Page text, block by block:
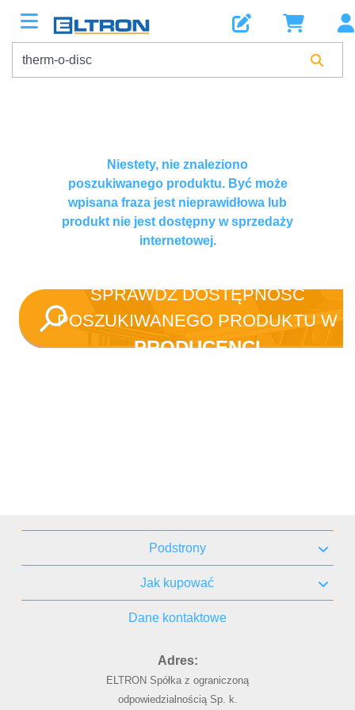
Niestety, nie znaleziono
poszukiwanego produktu. Być może
wpisana fraza jest nieprawidłowa lub
produkt nie jest dostępny w sprzedaży
internetowej.
SPRAWDŹ DOSTĘPNOŚĆ
POSZUKIWANEGO PRODUKTU W
PRODUCENCI
Podstrony
Jak kupować
Dane kontaktowe
Adres:
ELTRON Spółka z ograniczoną
odpowiedzialnością Sp. k.